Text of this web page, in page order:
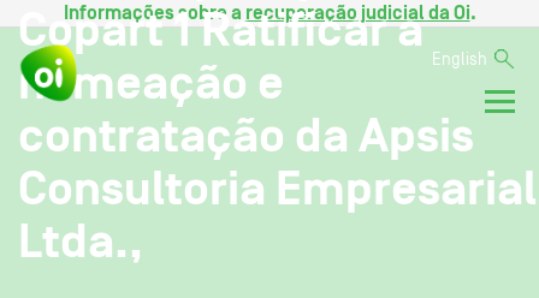
Informações sobre a recuperação judicial da Oi.
English
Copart 1 Ratificar a
nomeação e
contratação da Apsis
Consultoria Empresarial
Ltda.,